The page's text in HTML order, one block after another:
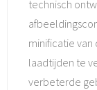
technisch
minificatie
laadtijden te
verbeterde